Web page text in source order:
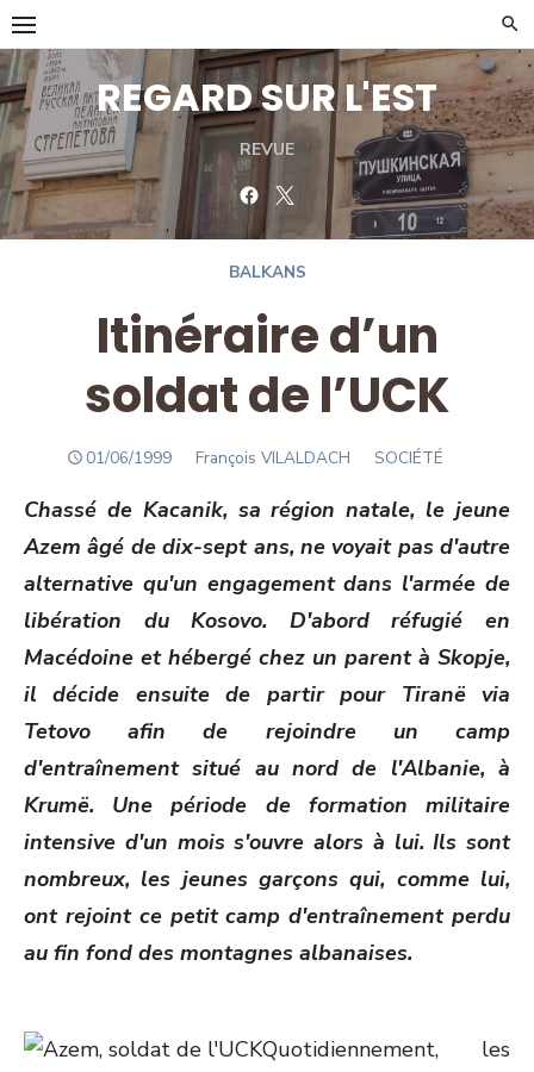
Skip
to
content
REGARD SUR L'EST
REVUE
FacebookTwitter
BALKANS
Itinéraire d’un
soldat de l’UCK
POSTED
01/06/1999 Author
François VILALDACH SOCIÉTÉ
Chassé de Kacanik, sa région natale, le jeune
Azem âgé de dix-sept ans, ne voyait pas d'autre
alternative qu'un engagement dans l'armée de
libération du Kosovo. D'abord réfugié en
Macédoine et hébergé chez un parent à Skopje,
il décide ensuite de partir pour Tiranë via
Tetovo afin de rejoindre un camp
d'entraînement situé au nord de l'Albanie, à
Krumë. Une période de formation militaire
intensive d'un mois s'ouvre alors à lui. Ils sont
nombreux, les jeunes garçons qui, comme lui,
ont rejoint ce petit camp d'entraînement perdu
au fin fond des montagnes albanaises.
Quotidiennement, les